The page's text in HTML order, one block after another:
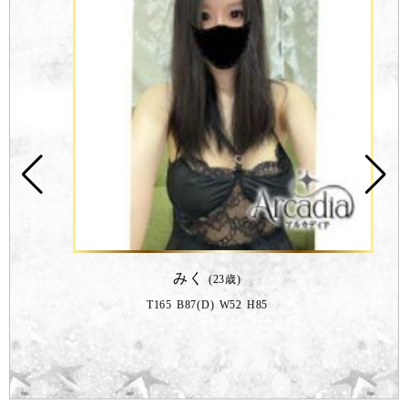
全身マッサージコース
みく
23歳
165 B87 D W52 H85